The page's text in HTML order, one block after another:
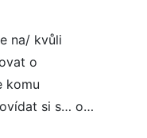
na/ kvůli
o
komu
si s… o…